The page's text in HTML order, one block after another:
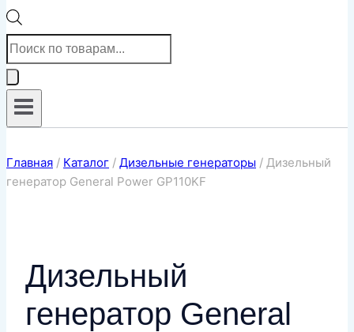
Поиск
товаров
Главная / Каталог / Дизельные генераторы / Дизельный
генератор General Power GP110KF
Дизельный
генератор General